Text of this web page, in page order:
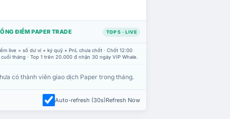
ĐIỂM PAPER TRADE TOP 5 · LIVE
live = số dư ví + ký quỹ + PnL chưa chốt · Chốt 12:00
tháng · Top 1 trên 20.000 đ nhận 30 ngày VIP Whale.
có thành viên giao dịch Paper trong tháng.
Auto-refresh (30s)Refresh Now